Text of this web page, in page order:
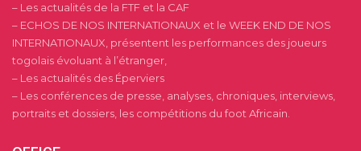
– Les actualités de la FTF et la CAF
– ECHOS DE NOS INTERNATIONAUX et le WEEK END DE NOS
INTERNATIONAUX, présentent les performances des joueurs
togolais évoluant à l’étranger,
– Les actualités des Éperviers
– Les conférences de presse, analyses, chroniques, interviews,
portraits et dossiers, les compétitions du foot Africain.